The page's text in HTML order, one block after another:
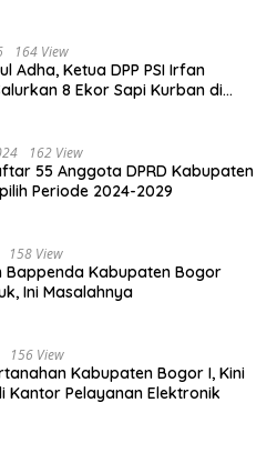
164 View
Adha, Ketua DPP PSI Irfan
8 Ekor Sapi Kurban di
162 View
55 Anggota DPRD Kabupaten
Periode 2024-2029
158 View
Bappenda Kabupaten Bogor
Ini Masalahnya
156 View
Kabupaten Bogor I, Kini
Kantor Pelayanan Elektronik